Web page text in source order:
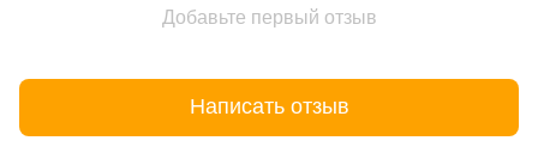
Добавьте первый отзыв
Написать отзыв